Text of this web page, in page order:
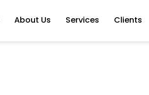
About Us Services Clients